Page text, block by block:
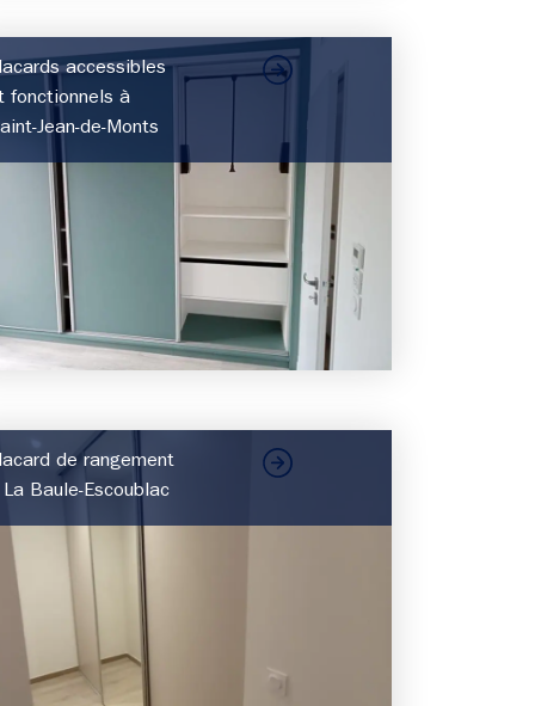
accessibles
fonctionnels à
Jean-de-Monts
de rangement
Baule-Escoublac